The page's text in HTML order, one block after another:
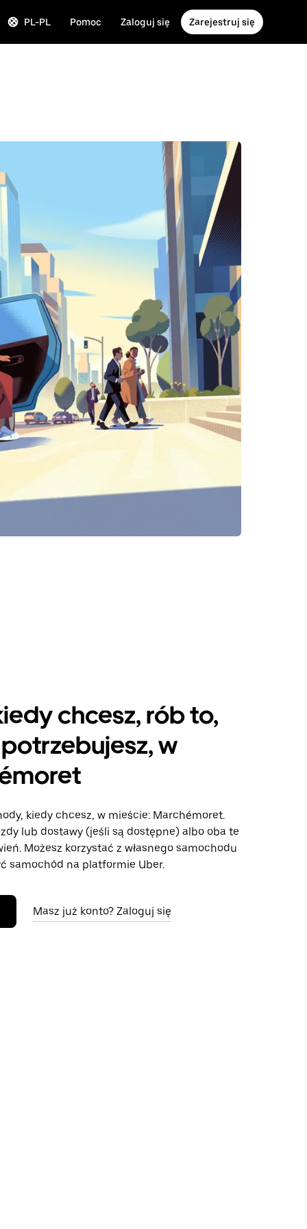
PL-PL Pomoc Zaloguj się Zarejestruj się
chcesz, rób to,
w
kiedy chcesz, w mieście: Marchémoret.
lub dostawy (jeśli są dostępne) albo oba te
Możesz korzystać z własnego samochodu
samochód na platformie Uber.
Masz już konto? Zaloguj się